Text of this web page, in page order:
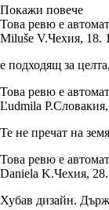
Покажи повече
Това ревю е
Miluše V.Чехия, 18.
е подходящ за целта,
Това ревю е
Ľudmila P.Словакия,
Те не пречат на
Това ревю е
Daniela K.Чехия,
Хубав дизайн.